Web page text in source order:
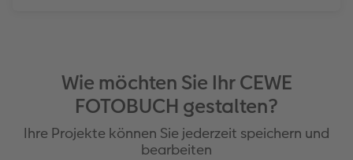
Wie möchten Sie Ihr CEWE
FOTOBUCH gestalten?
Ihre Projekte können Sie jederzeit speichern und
bearbeiten